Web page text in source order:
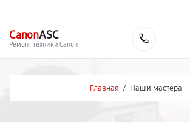
CanonASC
Ремонт техники Canon
Главная / Наши мастера